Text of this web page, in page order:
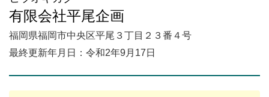
有限会社平尾企画
福岡県福岡市中央区平尾３丁目２３番４号
最終更新年月日：令和2年9月17日